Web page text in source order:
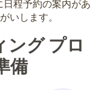
程予約の案内があ
いします。
ング プロ
備